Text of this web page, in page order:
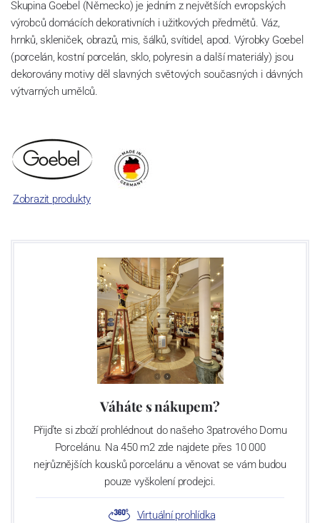
Skupina Goebel (Německo) je jedním z největších evropských
výrobců domácích dekorativních i užitkových předmětů. Váz,
hrnků, skleniček, obrazů, mis, šálků, svítidel, apod. Výrobky Goebel
(porcelán, kostní porcelán, sklo, polyresin a další materiály) jsou
dekorovány motivy děl slavných světových současných i dávných
výtvarných umělců.
Zobrazit produkty
Váháte s nákupem?
Přijďte si zboží prohlédnout do našeho 3patrového Domu
Porcelánu. Na 450 m2 zde najdete přes 10 000
nejrůznějších kousků porcelánu a věnovat se vám budou
pouze vyškolení prodejci.
Virtuální prohlídka